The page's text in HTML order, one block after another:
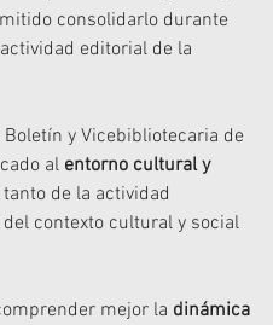
consolidarlo durante
editorial de la
y Vicebibliotecaria de
al entorno cultural y
de la actividad
contexto cultural y social
mejor la dinámica